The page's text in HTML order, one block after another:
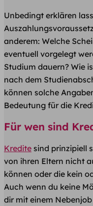
Unbedingt erklären
anderem: Welche
eventuell vorgelegt
Studium dauern? Wie
nach dem
können solche
Bedeutung für die
Für wen sind
Kredite sind prinzipiell
von ihren Eltern nicht
können oder die kein
Auch wenn du keine
dir mit einem